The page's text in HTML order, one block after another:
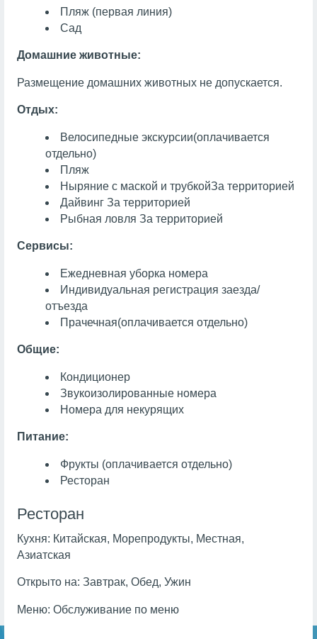
Пляж (первая линия)
Сад
Домашние животные:
Размещение домашних животных не допускается.
Отдых:
Велосипедные экскурсии(оплачивается
отдельно)
Пляж
Ныряние с маской и трубкойЗа территорией
ДайвингЗа территорией
Рыбная ловляЗа территорией
Сервисы:
Ежедневная уборка номера
Индивидуальная регистрация заезда/
отъезда
Прачечная(оплачивается отдельно)
Общие:
Кондиционер
Звукоизолированные номера
Номера для некурящих
Питание:
Фрукты (оплачивается отдельно)
Ресторан
Ресторан
Кухня: Китайская, Морепродукты, Местная,
Азиатская
Открыто на: Завтрак, Обед, Ужин
Меню: Обслуживание по меню